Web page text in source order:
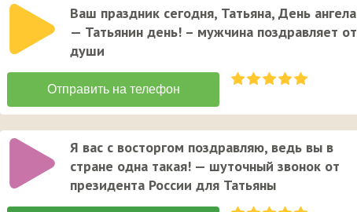
Ваш праздник сегодня, Татьяна, День ангела
— Татьянин день! – мужчина поздравляет от
души
Я вас с восторгом поздравляю, ведь вы в
стране одна такая! — шуточный звонок от
президента России для Татьяны